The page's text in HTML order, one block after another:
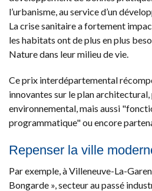
l’urbanisme, au service d’un
La crise sanitaire a fortement
les habitats ont de plus en plus
Nature dans leur milieu de vie.
Ce prix interdépartemental
innovantes sur le plan
environnemental, mais aussi
programmatique" ou encore
Repenser la ville
Par exemple, à Villeneuve-La-
Bongarde », secteur au passé